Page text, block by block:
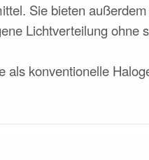
Sie bieten
Lichtverteilung ohne
konventionelle